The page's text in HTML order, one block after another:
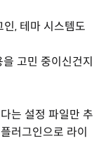
, 테마 시스템도
고민 중이신건지
는 설정 파일만 추
러그인으로 라이